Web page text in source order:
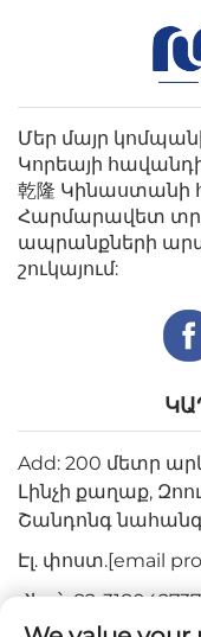
Մեր մայր
Կորեայի
乾隆 Կինաստանի
Հարմարավետ
ապրանքների
շուկայում:
Add: 200 մետր
Լինչի քաղաք,
Շանդոնգ
Էլ. փոստ.[email
Հեռ.՝+82-